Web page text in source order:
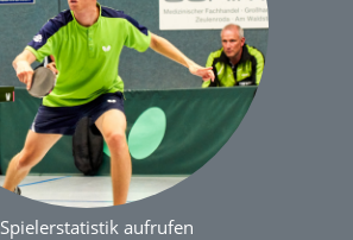
Spielerstatistik aufrufen